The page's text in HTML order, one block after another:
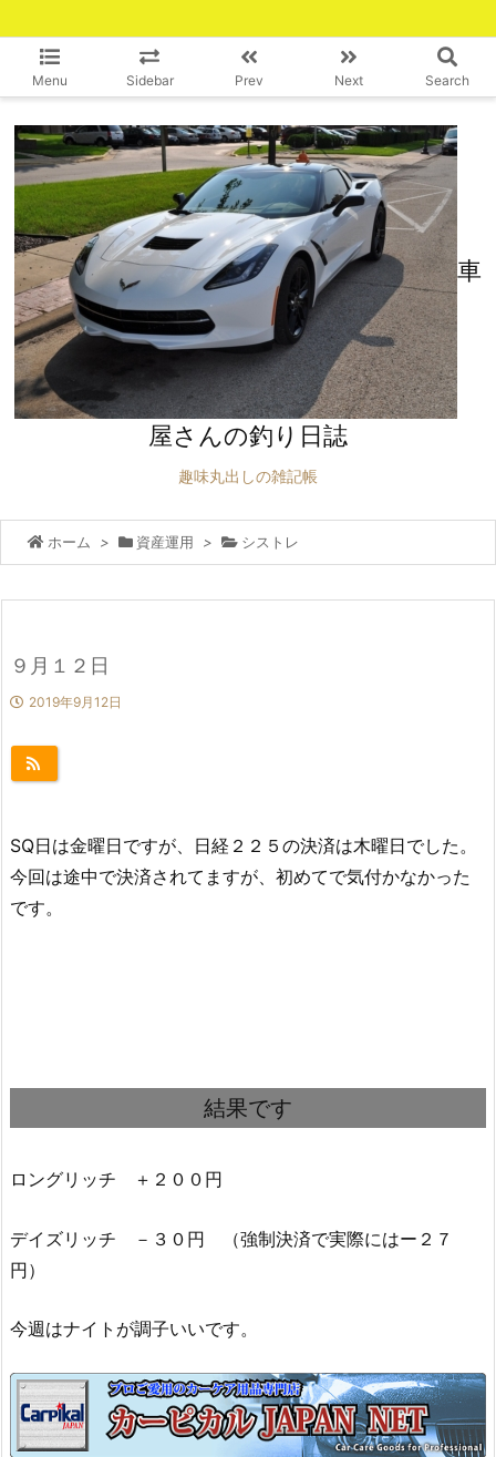
Menu Sidebar Prev Next Search
車
屋さんの釣り日誌
趣味丸出しの雑記帳
ホーム > 資産運用 > シストレ
９月１２日
2019年9月12日
SQ日は金曜日ですが、日経２２５の決済は木曜日でした。
今回は途中で決済されてますが、初めてで気付かなかった
です。
結果です
ロングリッチ ＋２００円
デイズリッチ －３０円 （強制決済で実際にはー２７
円）
今週はナイトが調子いいです。